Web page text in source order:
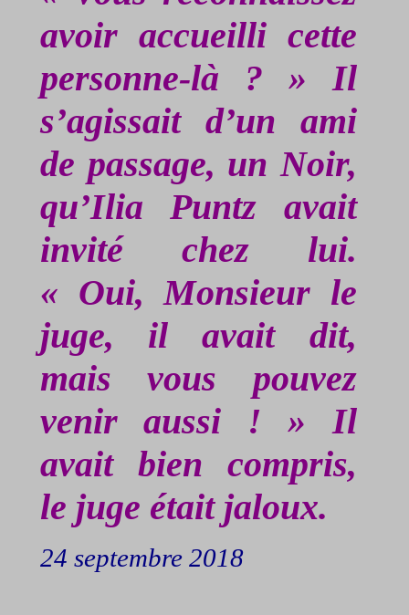
avoir accueilli cette
personne-là ? » Il
s’agissait d’un ami
de passage, un Noir,
qu’IliaPuntz avait
invité chez lui.
« Oui, Monsieur le
juge, il avait dit,
mais vous pouvez
venir aussi ! » Il
avait bien compris,
le juge était jaloux.
24 septembre 2018